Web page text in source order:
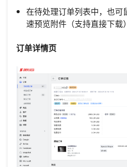
在待处理订单列表中，也可
速预览附件（支持直接下载
订单详情页